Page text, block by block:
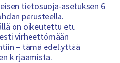
tietosuoja-asetuksen 6
perusteella.
on oikeutettu etu
virheettömään
– tämä edellyttää
kirjaamista.